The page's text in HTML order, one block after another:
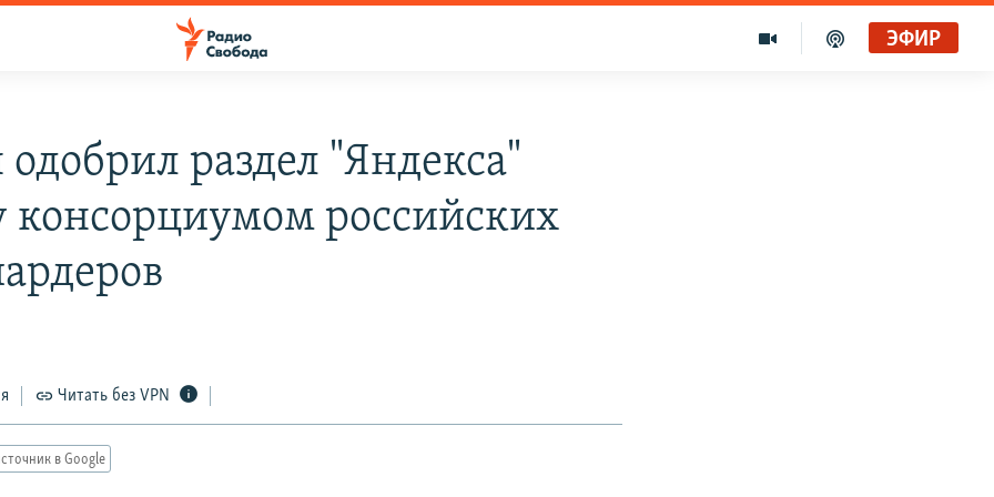
ЭФИР
раздел "Яндекса"
российских
Читать без VPN
в Google